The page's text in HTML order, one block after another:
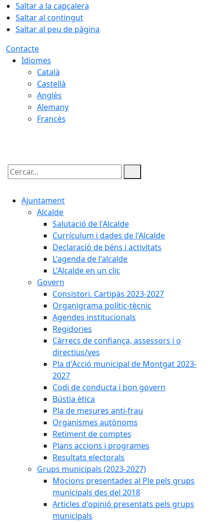
Saltar a la capçalera
Saltar al contingut
Saltar al peu de pàgina
Contacte
Idiomes
Català
Castellà
Anglès
Alemany
Francès
Cercar:
Ajuntament
Alcalde
Salutació de l'Alcalde
Currículum i dades de l'Alcalde
Declaració de béns i activitats
L'agenda de l'alcalde
L'Alcalde en un clic
Govern
Consistori. Cartipàs 2023-2027
Organigrama polític-tècnic
Agendes institucionals
Regidories
Càrrecs de confiança, assessors i o
directius/ves
Pla d'Acció municipal de Montgat 2023-
2027
Codi de conducta i bon govern
Bústia ètica
Pla de mesures anti-frau
Organismes autònoms
Retiment de comptes
Plans accions i programes
Resultats electorals
Grups municipals (2023-2027)
Mocions presentades al Ple pels grups
municipals des del 2018
Articles d'opinió presentats pels grups
municipals